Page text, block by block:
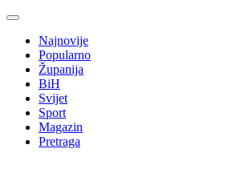
Najnovije
Popularno
Županija
BiH
Svijet
Sport
Magazin
Pretraga